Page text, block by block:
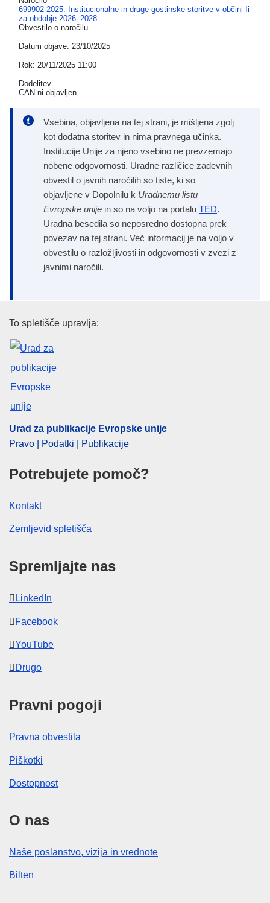
699902-2025: Institucionalne in druge gostinske storitve v občini Ii
za obdobje 2026–2028
Obvestilo o naročilu
Datum objave: 23/10/2025
Rok: 20/11/2025 11:00
Dodelitev
CAN ni objavljen
Vsebina, objavljena na tej strani, je mišljena zgolj
kot dodatna storitev in nima pravnega učinka.
Institucije Unije za njeno vsebino ne prevzemajo
nobene odgovornosti. Uradne različice zadevnih
obvestil o javnih naročilih so tiste, ki so
objavljene v Dopolnilu k Uradnemu listu
Evropske unije in so na voljo na portalu TED.
Uradna besedila so neposredno dostopna prek
povezav na tej strani. Več informacij je na voljo v
obvestilu o razložljivosti in odgovornosti v zvezi z
javnimi naročili.
Urad za publikacije Evropske
To spletišče upravlja:
Urad za publikacije Evropske unije
Pravo | Podatki | Publikacije
Potrebujete pomoč?
Kontakt
Zemljevid spletišča
Spremljajte nas
LinkedIn
Facebook
YouTube
Drugo
Pravni pogoji
Pravna obvestila
Piškotki
Dostopnost
O nas
Naše poslanstvo, vizija in vrednote
Bilten